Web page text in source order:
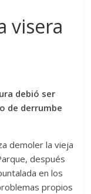
visera
debió ser
de derrumbe
demoler la vieja
después
en los
propios